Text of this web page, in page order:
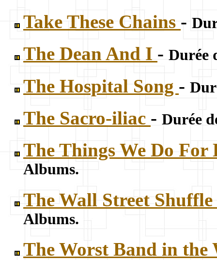
Take These Chains -
The Dean And I - Durée
The Hospital Song -
The Sacro-iliac - Durée
The Things We Do For
Albums.
The Wall Street Shuffle
Albums.
The Worst Band in